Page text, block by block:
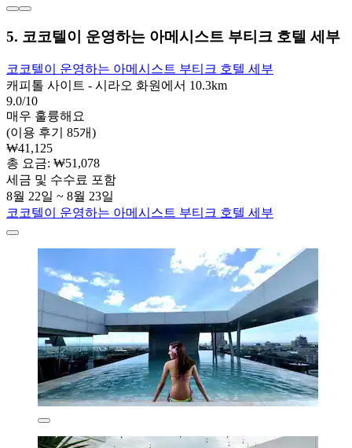
5. 코코텔이 운영하는 아메시스트 부티크 호텔 세부
코코텔이 운영하는 아메시스트 부티크 호텔 세부
캐피톨 사이트 - 시라오 화원에서 10.3km
9.0/10
매우 훌륭해요
(이용 후기 85개)
₩41,125
총 요금: ₩51,078
세금 및 수수료 포함
8월 22일 ~ 8월 23일
코코텔이 운영하는 아메시스트 부티크 호텔 세부